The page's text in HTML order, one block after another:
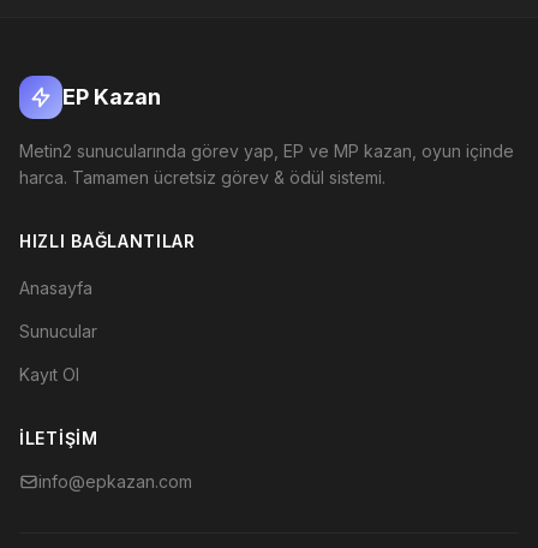
EP Kazan
Metin2 sunucularında görev yap, EP ve MP kazan, oyun içinde
harca. Tamamen ücretsiz görev & ödül sistemi.
HIZLI BAĞLANTILAR
Anasayfa
Sunucular
Kayıt Ol
İLETIŞIM
info@epkazan.com